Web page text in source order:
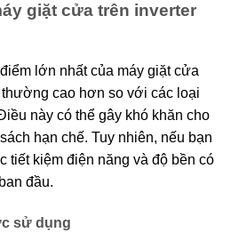
giặt cửa trên inverter
lớn nhất của máy giặt cửa
cao hơn so với các loại
này có thể gây khó khăn cho
hạn chế. Tuy nhiên, nếu bạn
tiết kiệm điện năng và độ bền có
đầu.
sử dụng